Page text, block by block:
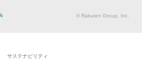
自動車保険
© Rakuten Group, Inc.
サステナビリティ